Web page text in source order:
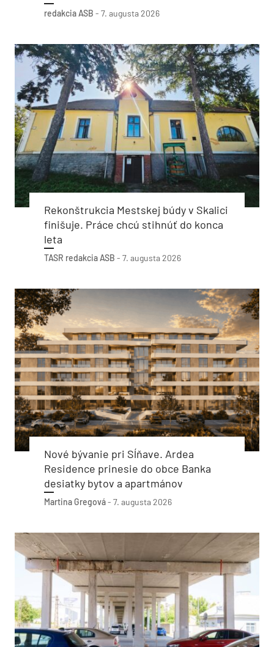
redakcia ASB - 7. augusta 2026
Rekonštrukcia Mestskej búdy v Skalici
finišuje. Práce chcú stihnúť do konca
leta
TASR redakcia ASB - 7. augusta 2026
Nové bývanie pri Sĺňave. Ardea
Residence prinesie do obce Banka
desiatky bytov a apartmánov
Martina Gregová- 7. augusta 2026